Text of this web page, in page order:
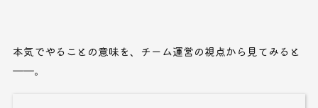
本気でやることの意味を、チーム運営の視点から見てみると
——。